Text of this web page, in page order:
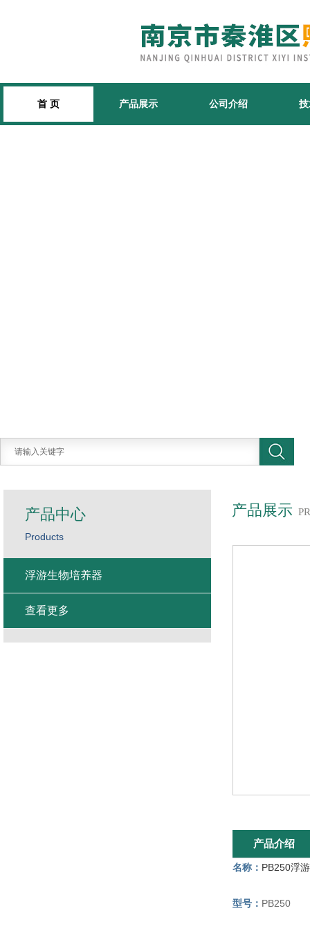
首 页 产品展示 公司介绍
产品展示
产品介绍
名称： PB250浮
型号： PB250
产品中心
Products
浮游生物培养器
查看更多